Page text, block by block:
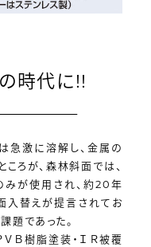
時代に!!
急激に溶解し、金属の
ろが、森林斜面では、
みが使用され、約20年
入替えが提言されてお
題であった。
Ｂ樹脂塗装・ＩＲ被覆